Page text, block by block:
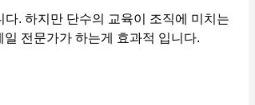
. 하지만 단수의 교육이 조직에 미치는
전문가가 하는게 효과적 입니다.